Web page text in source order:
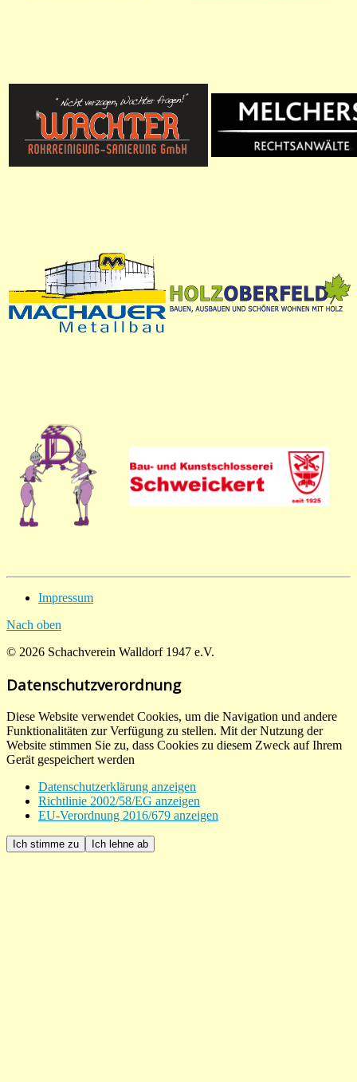
Impressum
Nach oben
© 2026 Schachverein Walldorf 1947 e.V.
Datenschutzverordnung
Diese Website verwendet Cookies, um die Navigation und andere
Funktionalitäten zur Verfügung zu stellen. Mit der Nutzung der
Website stimmen Sie zu, dass Cookies zu diesem Zweck auf Ihrem
Gerät gespeichert werden
Datenschutzerklärung anzeigen
Richtlinie 2002/58/EG anzeigen
EU-Verordnung 2016/679 anzeigen
Ich stimme zu Ich lehne ab